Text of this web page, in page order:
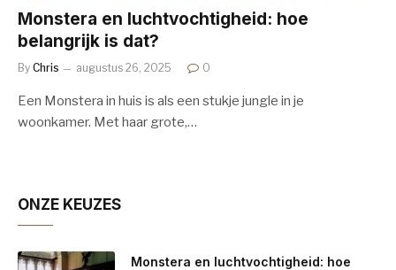
Monstera en luchtvochtigheid: hoe
belangrijk is dat?
By Chris augustus 26, 2025 0
Een Monstera in huis is als een stukje jungle in je
woonkamer. Met haar grote,…
ONZE KEUZES
Monstera en luchtvochtigheid: hoe